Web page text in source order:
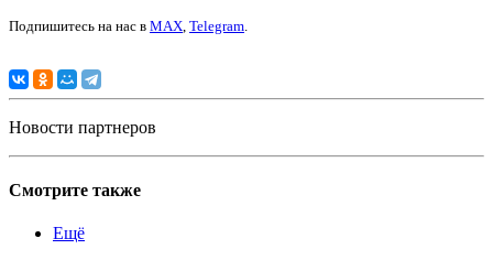
Подпишитесь на нас в MAX Telegram
Новости партнеров
Смотрите также
Ещё